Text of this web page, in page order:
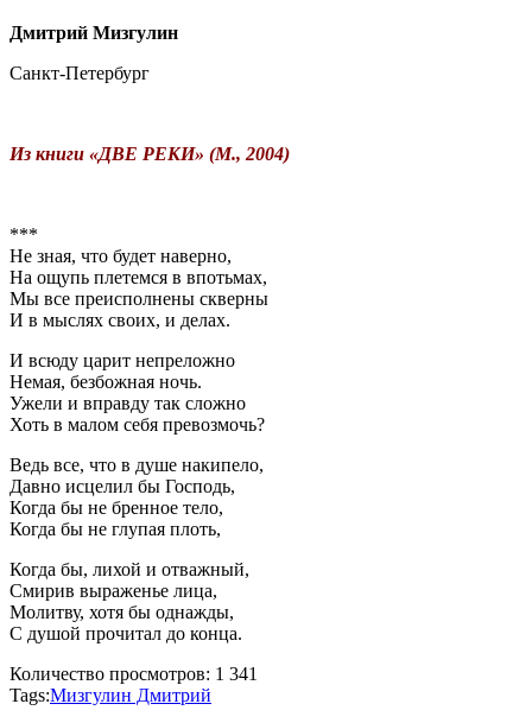
Дмитрий Мизгулин
Санкт-Петербург
Из книги «ДВЕ РЕКИ» (М., 2004)
***
Не зная, что будет наверно,
На ощупь плетемся в впотьмах,
Мы все преисполнены скверны
И в мыслях своих, и делах.
И всюду царит непреложно
Немая, безбожная ночь.
Ужели и вправду так сложно
Хоть в малом себя превозмочь?
Ведь все, что в душе накипело,
Давно исцелил бы Господь,
Когда бы не бренное тело,
Когда бы не глупая плоть,
Когда бы, лихой и отважный,
Смирив выраженье лица,
Молитву, хотя бы однажды,
С душой прочитал до конца.
Количество просмотров: 1 341
Tags:Мизгулин Дмитрий